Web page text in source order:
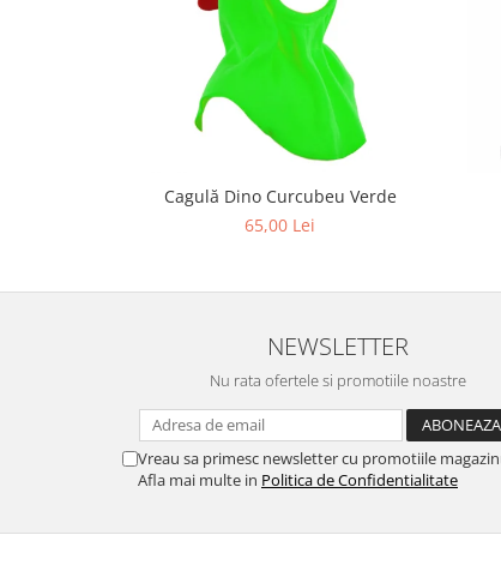
Cagulă Dino Curcubeu Verde
65,00 Lei
NEWSLETTER
Nu rata ofertele si promotiile noastre
Vreau sa primesc newsletter cu promotiile
Afla mai multe in Politica de Confidentialitate